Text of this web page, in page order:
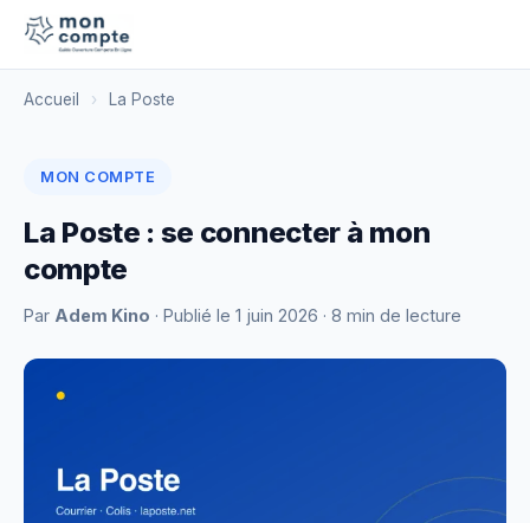
Accueil › La Poste
MON COMPTE
La Poste : se connecter à mon
compte
Par Adem Kino · Publié le 1 juin 2026 · 8 min de lecture